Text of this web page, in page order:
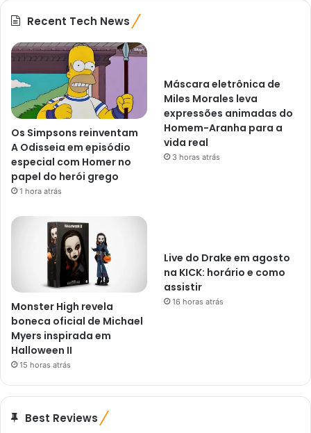
Recent Tech News
Os Simpsons reinventam
A Odisseia em episódio
especial com Homer no
papel do herói grego
1 hora atrás
Máscara eletrônica de
Miles Morales leva
expressões animadas do
Homem-Aranha para a
vida real
3 horas atrás
Monster High revela
boneca oficial de Michael
Myers inspirada em
Halloween II
15 horas atrás
Live do Drake em agosto
na KICK: horário e como
assistir
16 horas atrás
Best Reviews